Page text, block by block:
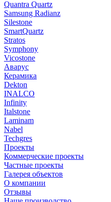
Quantra Quartz
Samsung Radianz
Silestone
SmartQuartz
Stratos
Symphony
Vicostone
Аварус
Керамика
Dekton
INALCO
Infinity
Italstone
Laminam
Nabel
Techgres
Проекты
Коммерческие проекты
Частные проекты
Галерея объектов
О компании
Отзывы